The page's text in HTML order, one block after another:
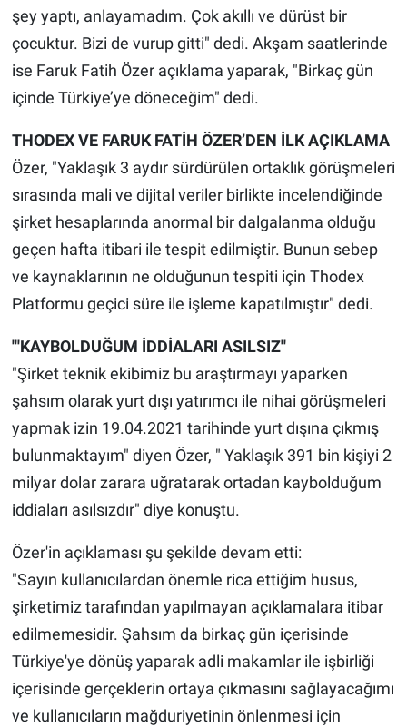
şey yaptı, anlayamadım. Çok akıllı ve dürüst bir
çocuktur. Bizi de vurup gitti" dedi. Akşam saatlerinde
ise Faruk Fatih Özer açıklama yaparak, "Birkaç gün
içinde Türkiye’ye döneceğim" dedi.
THODEX VE FARUK FATİH ÖZER’DEN İLK AÇIKLAMA
Özer, "Yaklaşık 3 aydır sürdürülen ortaklık görüşmeleri
sırasında mali ve dijital veriler birlikte incelendiğinde
şirket hesaplarında anormal bir dalgalanma olduğu
geçen hafta itibari ile tespit edilmiştir. Bunun sebep
ve kaynaklarının ne olduğunun tespiti için Thodex
Platformu geçici süre ile işleme kapatılmıştır" dedi.
'''KAYBOLDUĞUM İDDİALARI ASILSIZ''
"Şirket teknik ekibimiz bu araştırmayı yaparken
şahsım olarak yurt dışı yatırımcı ile nihai görüşmeleri
yapmak izin 19.04.2021 tarihinde yurt dışına çıkmış
bulunmaktayım" diyen Özer, " Yaklaşık 391 bin kişiyi 2
milyar dolar zarara uğratarak ortadan kaybolduğum
iddiaları asılsızdır" diye konuştu.
Özer'in açıklaması şu şekilde devam etti:
"Sayın kullanıcılardan önemle rica ettiğim husus,
şirketimiz tarafından yapılmayan açıklamalara itibar
edilmemesidir. Şahsım da birkaç gün içerisinde
Türkiye'ye dönüş yaparak adli makamlar ile işbirliği
içerisinde gerçeklerin ortaya çıkmasını sağlayacağımı
ve kullanıcıların mağduriyetinin önlenmesi için